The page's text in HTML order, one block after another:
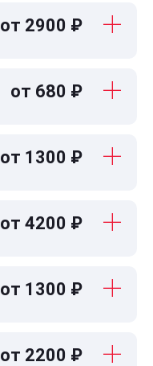
от 2900 ₽
от 680 ₽
от 1300 ₽
от 4200 ₽
от 1300 ₽
от 2200 ₽